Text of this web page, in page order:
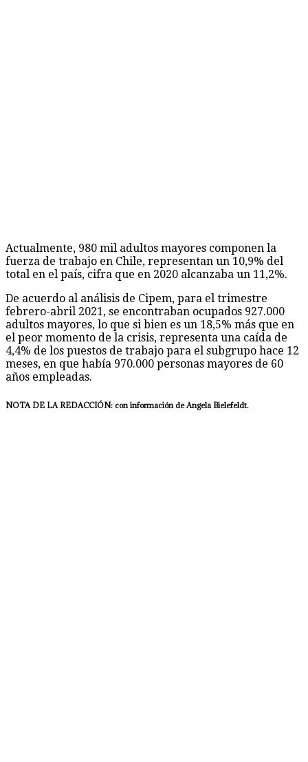
Actualmente, 980 mil adultos mayores componen la
fuerza de trabajo en Chile, representan un 10,9% del
total en el país, cifra que en 2020 alcanzaba un 11,2%.
De acuerdo al análisis de Cipem, para el trimestre
febrero-abril 2021, se encontraban ocupados 927.000
adultos mayores, lo que si bien es un 18,5% más que en
el peor momento de la crisis, representa una caída de
4,4% de los puestos de trabajo para el subgrupo hace 12
meses, en que había 970.000 personas mayores de 60
años empleadas.
NOTA DE LA REDACCIÓN: con información de Angela Bielefeldt.